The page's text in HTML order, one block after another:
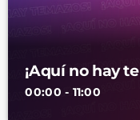
¡Aquí no hay
00:00 - 11:00